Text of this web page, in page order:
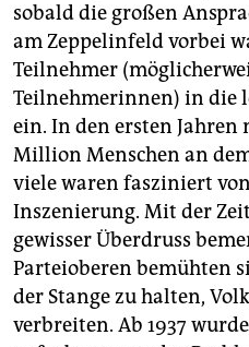
sobald die großen
am Zeppelinfeld vorbei
Teilnehmer
Teilnehmerinnen) in die
ein. In den ersten
Million Menschen an
viele waren fasziniert
Inszenierung. Mit der
gewisser Überdruss
Parteioberen bemühten
der Stange zu halten,
verbreiten. Ab 1937